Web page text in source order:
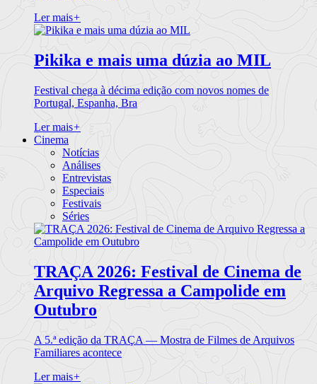
Ler mais+
Pikika e mais uma dúzia ao MIL
Festival chega à décima edição com novos nomes de
Portugal, Espanha, Bra
Ler mais+
Cinema
Notícias
Análises
Entrevistas
Especiais
Festivais
Séries
TRAÇA 2026: Festival de Cinema de
Arquivo Regressa a Campolide em
Outubro
A 5.ª edição da TRAÇA — Mostra de Filmes de Arquivos
Familiares acontece
Ler mais+